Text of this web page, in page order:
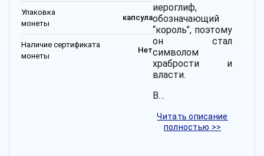
Упаковка
монеты
капсула
Наличие сертификата
монеты
Нет
иероглиф,
обозначающий
“король”, поэтому
он стал
символом
храбрости и
власти.
В…
Читать описание
полностью >>